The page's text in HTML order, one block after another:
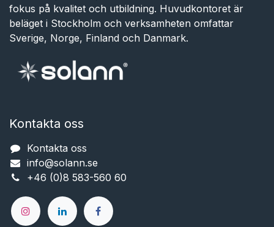
fokus på kvalitet och utbildning. Huvudkontoret är
beläget i Stockholm och verksamheten omfattar
Sverige, Norge, Finland och Danmark.
Kontakta oss
Kontakta oss
info@solann.se​​​​​​
+46 (0)8 583-560 60